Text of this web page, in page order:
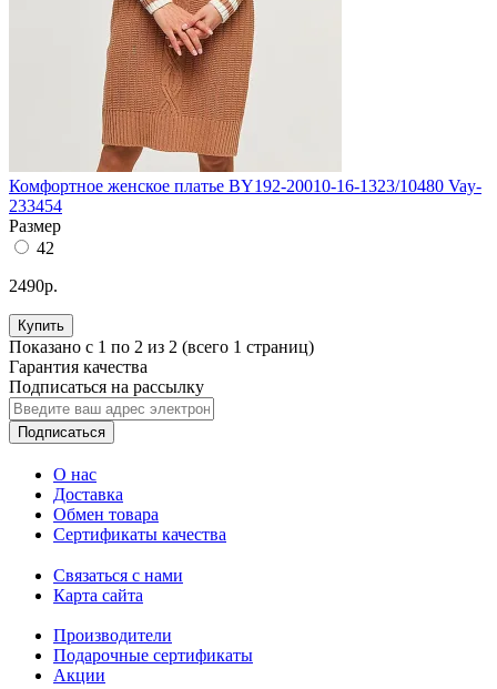
Комфортное женское платье BY192-20010-16-1323/10480 Vay-
233454
Размер
42
2490р.
Купить
Показано с 1 по 2 из 2 (всего 1 страниц)
Гарантия качества
Подписаться на рассылку
Подписаться
О нас
Доставка
Обмен товара
Сертификаты качества
Связаться с нами
Карта сайта
Производители
Подарочные сертификаты
Акции